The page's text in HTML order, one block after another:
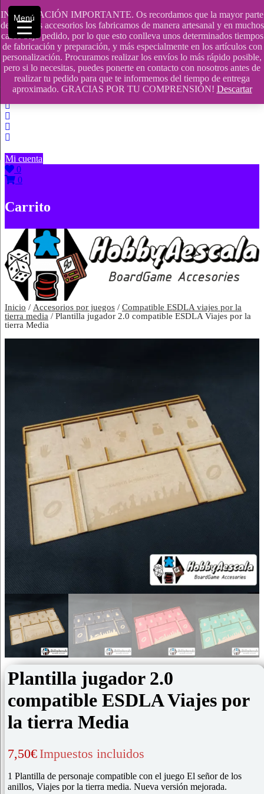
INFORMACIÓN IMPORTANTE. Os recordamos que la mayor parte
de nuestros accesorios los fabricamos de manera artesanal y en muchos
casos bajo pedido, por lo que esto conlleva unos determinados tiempos
de fabricación y preparación, y más especialmente en los artículos con
personalización. Procuramos realizar los envíos lo más rápido posible,
pero si lo necesitas, puedes ponerte en contacto con nosotros antes de
realizar tu pedido para que te informemos del tiempo de entrega
aproximado. GRACIAS POR TU COMPRENSIÓN! Descartar
Saltar
contenido
609241475 SOLO DE 10:00 a 14:00
info@hobbyaescala.com
San Fernando de Henares
10:00 - 14:00
Mi cuenta
0
0
Carrito
Inicio / Accesorios por juegos / Compatible ESDLA viajes por la
tierra media / Plantilla jugador 2.0 compatible ESDLA Viajes por la
tierra Media
Plantilla jugador 2.0
compatible ESDLA Viajes por
la tierra Media
7,50€ Impuestos incluidos
1 Plantilla de personaje compatible con el juego El señor de los
anillos, Viajes por la tierra media. Nueva versión mejorada.
Menú